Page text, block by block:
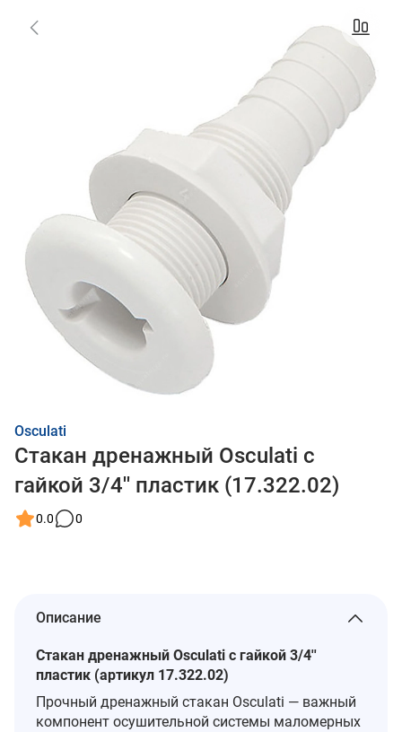
Osculati
Стакан дренажный Osculati с
гайкой 3/4'' пластик (17.322.02)
0.0 0
Описание
Стакан дренажный Osculati с гайкой 3/4''
пластик (артикул 17.322.02)
Прочный дренажный стакан Osculati — важный
компонент осушительной системы маломерных